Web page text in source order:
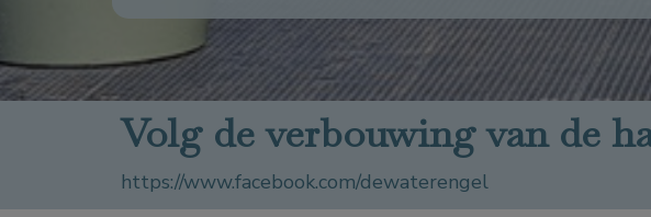
Volg de verbouwing van de
https://www.facebook.com/dewaterengel